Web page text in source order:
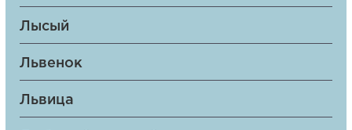
Лысый
Львенок
Львица